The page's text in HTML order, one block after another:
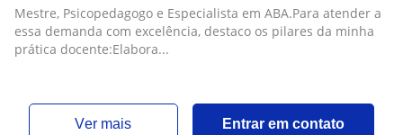
neurodesenvolvimento e outros fatores
Mestre, Psicopedagogo e Especialista em ABA.Para atender a
essa demanda com excelência, destaco os pilares da minha
prática docente:Elabora...
ver mais Entrar em contato